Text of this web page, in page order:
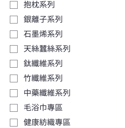
抱枕系列
銀離子系列
石墨烯系列
天絲蠶絲系列
鈦纖維系列
竹纖維系列
中藥纖維系列
毛浴巾專區
健康紡織專區